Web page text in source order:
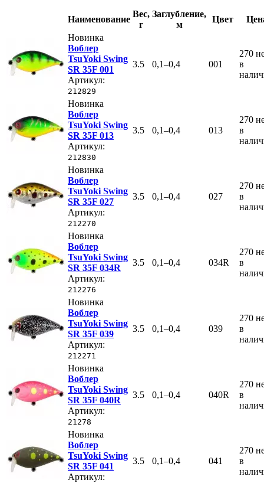
Наименование
Вес,
г
Заглубление,
м
Цвет
Новинка
Воблер
TsuYoki Swing
SR 35F 001
Артикул:
212829
3.5 0,1–0,4 001
270
в
Новинка
Воблер
TsuYoki Swing
SR 35F 013
Артикул:
212830
3.5 0,1–0,4 013
270
в
Новинка
Воблер
TsuYoki Swing
SR 35F 027
Артикул:
212270
3.5 0,1–0,4 027
270
в
Новинка
Воблер
TsuYoki Swing
SR 35F 034R
Артикул:
212276
3.5 0,1–0,4 034R
270
в
Новинка
Воблер
TsuYoki Swing
SR 35F 039
Артикул:
212271
3.5 0,1–0,4 039
270
в
Новинка
Воблер
TsuYoki Swing
SR 35F 040R
Артикул:
21278
3.5 0,1–0,4 040R
270
в
Новинка
Воблер
TsuYoki Swing
SR 35F 041
Артикул:
3.5 0,1–0,4 041
270
в